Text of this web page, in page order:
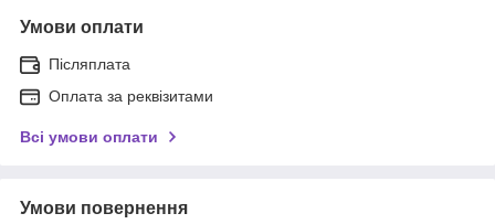
Умови оплати
Післяплата
Оплата за реквізитами
Всі умови оплати
Умови повернення